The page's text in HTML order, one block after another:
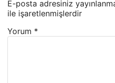
E-posta adresiniz
ile işaretlenmişlerdir
Yorum *